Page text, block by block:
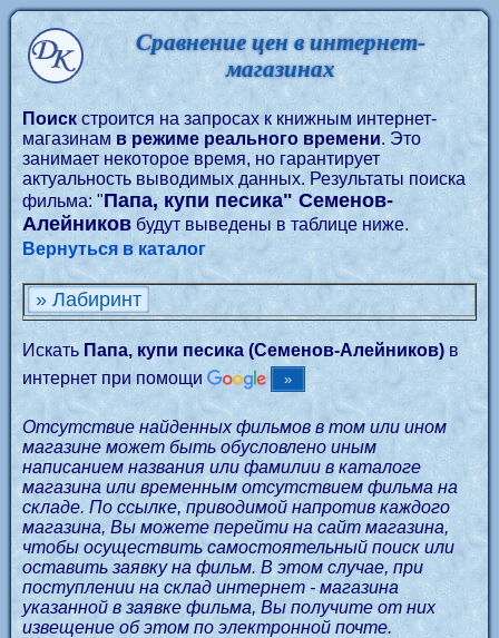
Сравнение цен в интернет-
магазинах
Поиск строится на запросах к книжным интернет-
магазинам в режиме реального времени. Это
занимает некоторое время, но гарантирует
актуальность выводимых данных. Результаты поиска
фильма: "Папа, купи песика" Семенов-
Алейников будут выведены в таблице ниже.
Вернуться в каталог
» Лабиринт
Искать Папа, купи песика (Семенов-Алейников) в
интернет при помощи
Отсутствие найденных фильмов в том или ином
магазине может быть обусловлено иным
написанием названия или фамилии в каталоге
магазина или временным отсутствием фильма на
складе. По ссылке, приводимой напротив каждого
магазина, Вы можете перейти на сайт магазина,
чтобы осуществить самостоятельный поиск или
оставить заявку на фильм. В этом случае, при
поступлении на склад интернет - магазина
указанной в заявке фильма, Вы получите от них
извещение об этом по электронной почте.